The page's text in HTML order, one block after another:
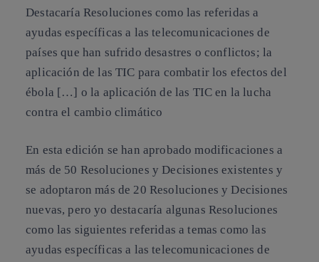
Destacaría Resoluciones como las referidas a
ayudas específicas a las telecomunicaciones de
países que han sufrido desastres o conflictos; la
aplicación de las TIC para combatir los efectos del
ébola […] o la aplicación de las TIC en la lucha
contra el cambio climático
En esta edición se han aprobado modificaciones a
más de 50 Resoluciones y Decisiones existentes y
se adoptaron más de 20 Resoluciones y Decisiones
nuevas, pero yo destacaría algunas Resoluciones
como las siguientes referidas a temas como las
ayudas específicas a las telecomunicaciones de